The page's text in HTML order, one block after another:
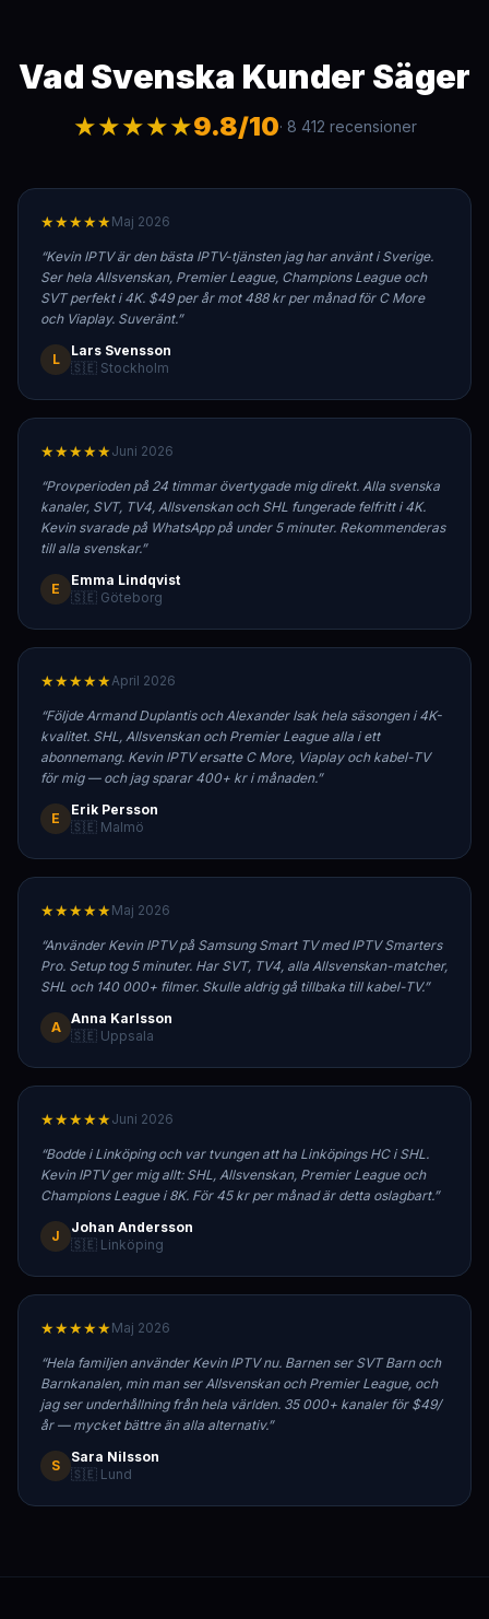
Vad Svenska Kunder Säger
★★★★★9.8/10· 8 412 recensioner
★★★★★Maj 2026
“Kevin IPTV är den bästa IPTV-tjänsten jag har använt i Sverige.
Ser hela Allsvenskan, Premier League, Champions League och
SVT perfekt i 4K. $49 per år mot 488 kr per månad för C More
och Viaplay. Suveränt.”
L
Lars Svensson
🇸🇪 Stockholm
★★★★★Juni 2026
“Provperioden på 24 timmar övertygade mig direkt. Alla svenska
kanaler, SVT, TV4, Allsvenskan och SHL fungerade felfritt i 4K.
Kevin svarade på WhatsApp på under 5 minuter. Rekommenderas
till alla svenskar.”
E
Emma Lindqvist
🇸🇪 Göteborg
★★★★★April 2026
“Följde Armand Duplantis och Alexander Isak hela säsongen i 4K-
kvalitet. SHL, Allsvenskan och Premier League alla i ett
abonnemang. Kevin IPTV ersatte C More, Viaplay och kabel-TV
för mig — och jag sparar 400+ kr i månaden.”
E
Erik Persson
🇸🇪 Malmö
★★★★★Maj 2026
“Använder Kevin IPTV på Samsung Smart TV med IPTV Smarters
Pro. Setup tog 5 minuter. Har SVT, TV4, alla Allsvenskan-matcher,
SHL och 140 000+ filmer. Skulle aldrig gå tillbaka till kabel-TV.”
A
Anna Karlsson
🇸🇪 Uppsala
★★★★★Juni 2026
“Bodde i Linköping och var tvungen att ha Linköpings HC i SHL.
Kevin IPTV ger mig allt: SHL, Allsvenskan, Premier League och
Champions League i 8K. För 45 kr per månad är detta oslagbart.”
J
Johan Andersson
🇸🇪 Linköping
★★★★★Maj 2026
“Hela familjen använder Kevin IPTV nu. Barnen ser SVT Barn och
Barnkanalen, min man ser Allsvenskan och Premier League, och
jag ser underhållning från hela världen. 35 000+ kanaler för $49/
år — mycket bättre än alla alternativ.”
S
Sara Nilsson
🇸🇪 Lund